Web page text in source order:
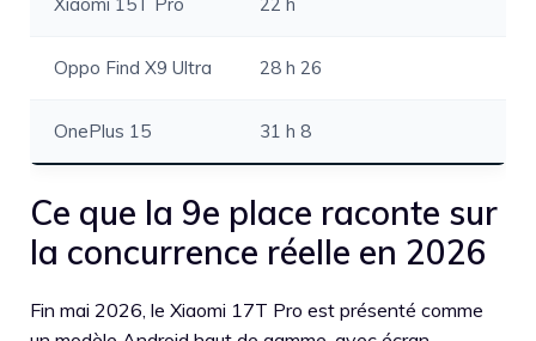
Oppo Find X9 Ultra 28 h 26
OnePlus 15 31 h 8
Ce que la 9e place raconte sur
la concurrence réelle en 2026
Fin mai 2026, le Xiaomi 17T Pro est présenté comme